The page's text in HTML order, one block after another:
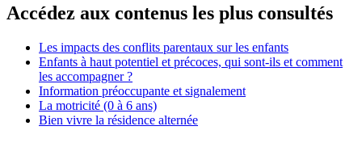
Accédez aux contenus les plus consultés
Les impacts des conflits parentaux sur les enfants
Enfants à haut potentiel et précoces, qui sont-ils et comment
les accompagner ?
Information préoccupante et signalement
La motricité (0 à 6 ans)
Bien vivre la résidence alternée